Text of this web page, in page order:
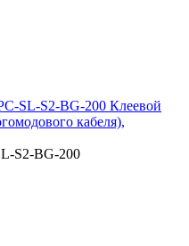
SL-S2-BG-200 Клеевой
кабеля),
S2-BG-200